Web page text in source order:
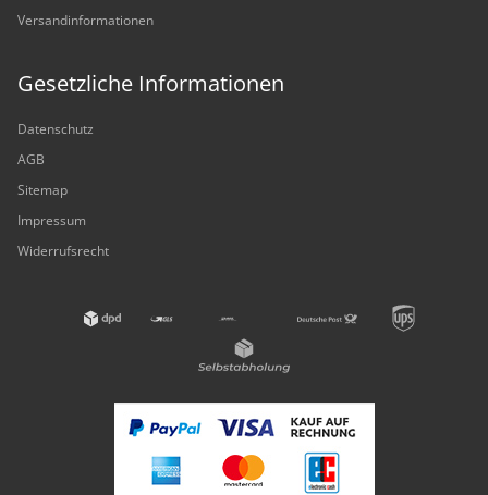
Versandinformationen
Gesetzliche Informationen
Datenschutz
AGB
Sitemap
Impressum
Widerrufsrecht